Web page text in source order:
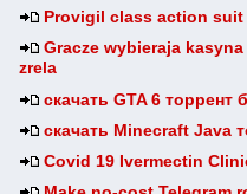
Provigil class action suit
Gracze wybieraja
zrela
скачать GTA 6 торрент
скачать Minecraft Java
Covid 19 Ivermectin